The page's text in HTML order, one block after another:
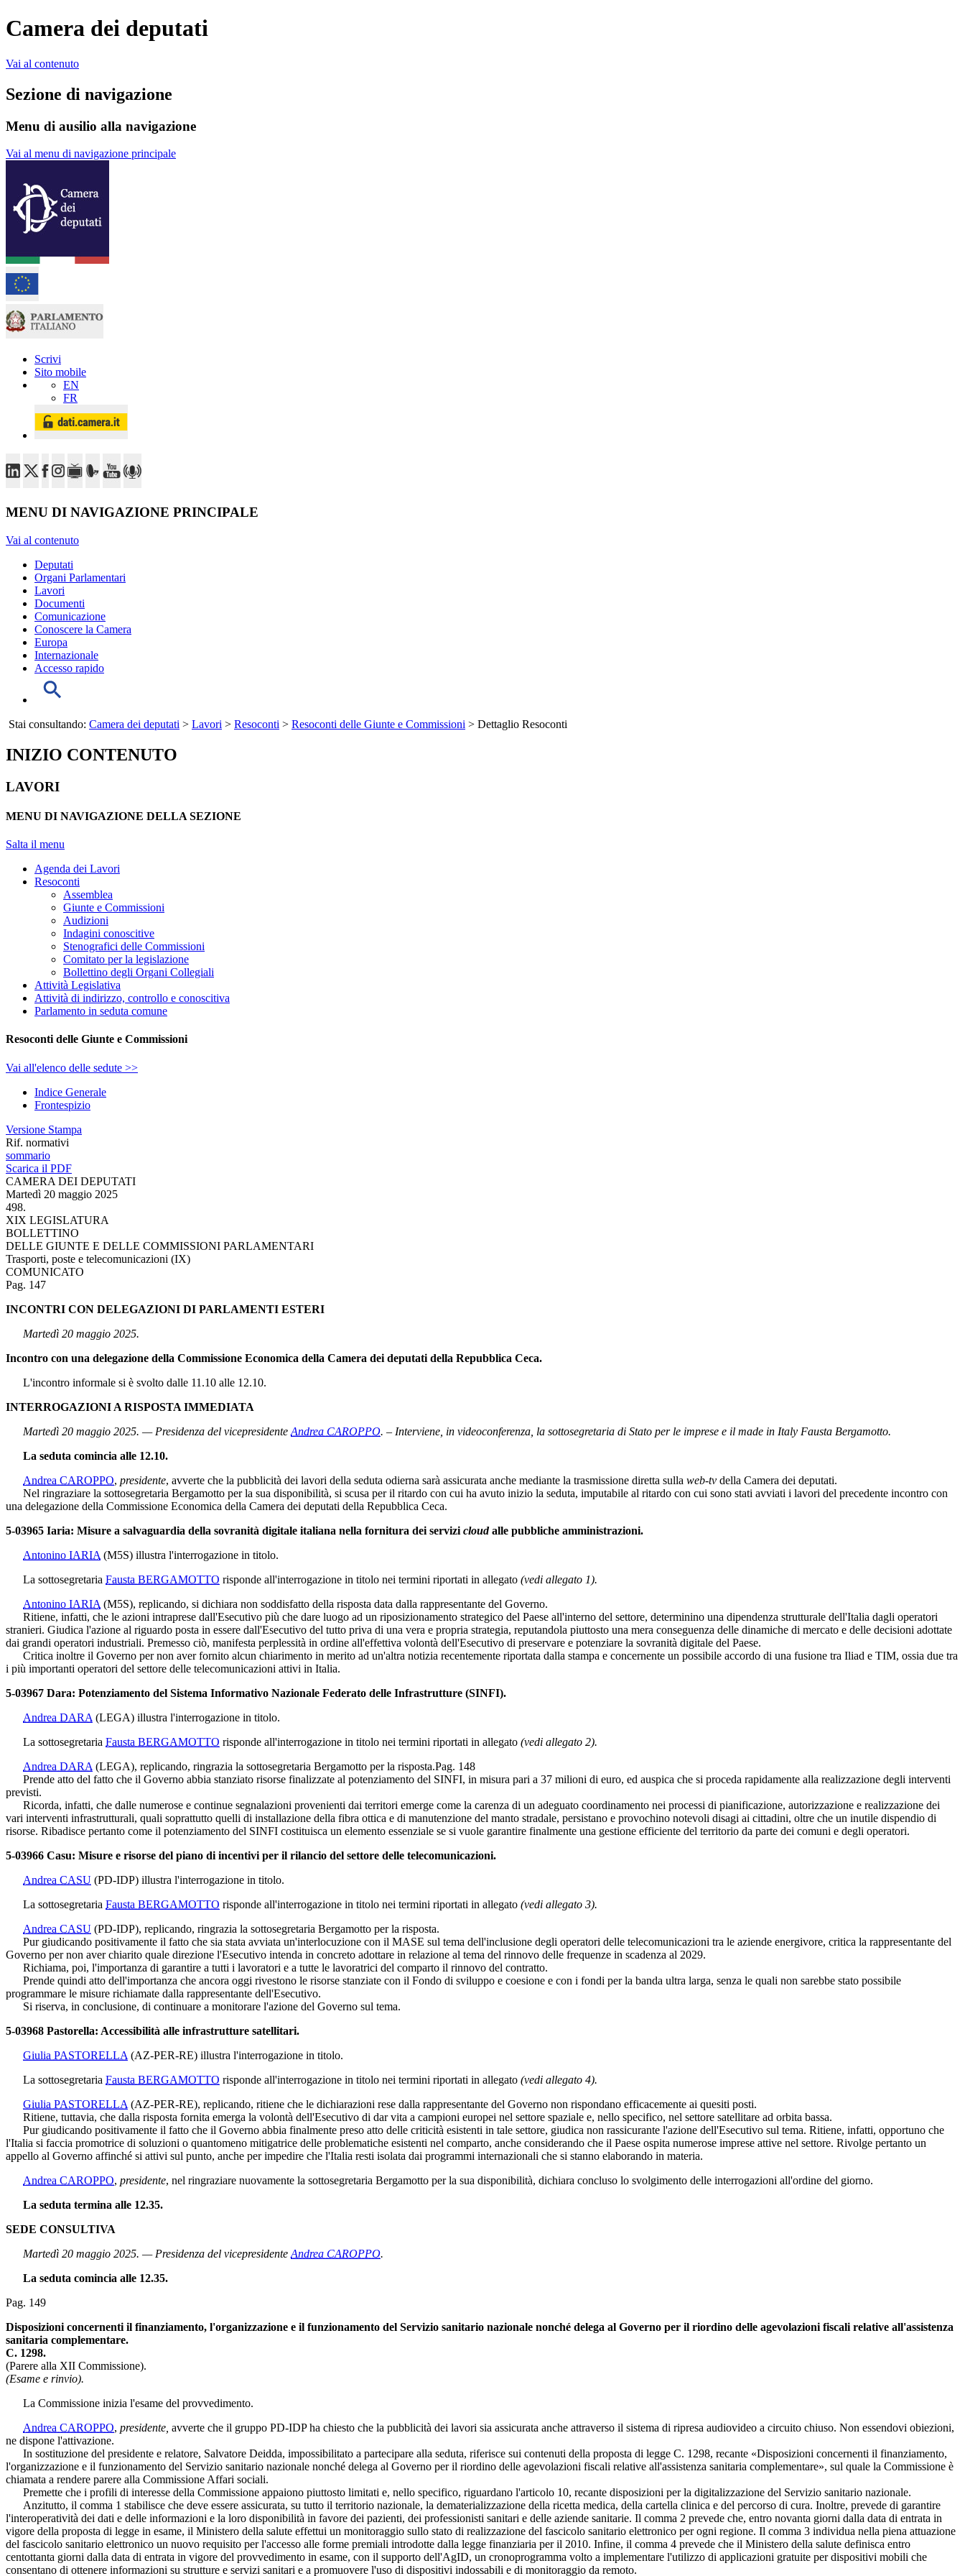
Camera dei deputati
Vai al contenuto
Sezione di navigazione
Menu di ausilio alla navigazione
Vai al menu di navigazione principale
Scrivi
Sito mobile
EN
FR
MENU DI NAVIGAZIONE PRINCIPALE
Vai al contenuto
Deputati
Organi Parlamentari
Lavori
Documenti
Comunicazione
Conoscere la Camera
Europa
Internazionale
Accesso rapido
Stai consultando: Camera dei deputati > Lavori > Resoconti > Resoconti delle Giunte e Commissioni > Dettaglio Resoconti
INIZIO CONTENUTO
LAVORI
MENU DI NAVIGAZIONE DELLA SEZIONE
Salta il menu
Agenda dei Lavori
Resoconti
Assemblea
Giunte e Commissioni
Audizioni
Indagini conoscitive
Stenografici delle Commissioni
Comitato per la legislazione
Bollettino degli Organi Collegiali
Attività Legislativa
Attività di indirizzo, controllo e conoscitiva
Parlamento in seduta comune
Resoconti delle Giunte e Commissioni
Vai all'elenco delle sedute >>
Indice Generale
Frontespizio
Versione Stampa
Rif. normativi
sommario
Scarica il PDF
CAMERA DEI DEPUTATI
Martedì 20 maggio 2025
498.
XIX LEGISLATURA
BOLLETTINO
DELLE GIUNTE E DELLE COMMISSIONI PARLAMENTARI
Trasporti, poste e telecomunicazioni (IX)
COMUNICATO
Pag. 147
INCONTRI CON DELEGAZIONI DI PARLAMENTI ESTERI
Martedì 20 maggio 2025.
Incontro con una delegazione della Commissione Economica della Camera dei deputati della Repubblica Ceca.
L'incontro informale si è svolto dalle 11.10 alle 12.10.
INTERROGAZIONI A RISPOSTA IMMEDIATA
Martedì 20 maggio 2025. — Presidenza del vicepresidente Andrea CAROPPO. – Interviene, in videoconferenza, la sottosegretaria di Stato per le imprese e il made in Italy Fausta Bergamotto.
La seduta comincia alle 12.10.
Andrea CAROPPO, presidente, avverte che la pubblicità dei lavori della seduta odierna sarà assicurata anche mediante la trasmissione diretta sulla web-tv della Camera dei deputati.
Nel ringraziare la sottosegretaria Bergamotto per la sua disponibilità, si scusa per il ritardo con cui ha avuto inizio la seduta, imputabile al ritardo con cui sono stati avviati i lavori del precedente incontro con
una delegazione della Commissione Economica della Camera dei deputati della Repubblica Ceca.
5-03965 Iaria: Misure a salvaguardia della sovranità digitale italiana nella fornitura dei servizi cloudalle pubbliche amministrazioni.
Antonino IARIA (M5S) illustra l'interrogazione in titolo.
La sottosegretaria Fausta BERGAMOTTO risponde all'interrogazione in titolo nei termini riportati in allegato (vedi allegato 1).
Antonino IARIA (M5S), replicando, si dichiara non soddisfatto della risposta data dalla rappresentante del Governo.
Ritiene, infatti, che le azioni intraprese dall'Esecutivo più che dare luogo ad un riposizionamento strategico del Paese all'interno del settore, determinino una dipendenza strutturale dell'Italia dagli operatori
stranieri. Giudica l'azione al riguardo posta in essere dall'Esecutivo del tutto priva di una vera e propria strategia, reputandola piuttosto una mera conseguenza delle dinamiche di mercato e delle decisioni adottate
dai grandi operatori industriali. Premesso ciò, manifesta perplessità in ordine all'effettiva volontà dell'Esecutivo di preservare e potenziare la sovranità digitale del Paese.
Critica inoltre il Governo per non aver fornito alcun chiarimento in merito ad un'altra notizia recentemente riportata dalla stampa e concernente un possibile accordo di una fusione tra Iliad e TIM, ossia due tra
i più importanti operatori del settore delle telecomunicazioni attivi in Italia.
5-03967 Dara: Potenziamento del Sistema Informativo Nazionale Federato delle Infrastrutture (SINFI).
Andrea DARA (LEGA) illustra l'interrogazione in titolo.
La sottosegretaria Fausta BERGAMOTTO risponde all'interrogazione in titolo nei termini riportati in allegato (vedi allegato 2).
Andrea DARA (LEGA), replicando, ringrazia la sottosegretaria Bergamotto per la risposta.Pag. 148
Prende atto del fatto che il Governo abbia stanziato risorse finalizzate al potenziamento del SINFI, in misura pari a 37 milioni di euro, ed auspica che si proceda rapidamente alla realizzazione degli interventi
previsti.
Ricorda, infatti, che dalle numerose e continue segnalazioni provenienti dai territori emerge come la carenza di un adeguato coordinamento nei processi di pianificazione, autorizzazione e realizzazione dei
vari interventi infrastrutturali, quali soprattutto quelli di installazione della fibra ottica e di manutenzione del manto stradale, persistano e provochino notevoli disagi ai cittadini, oltre che un inutile dispendio di
risorse. Ribadisce pertanto come il potenziamento del SINFI costituisca un elemento essenziale se si vuole garantire finalmente una gestione efficiente del territorio da parte dei comuni e degli operatori.
5-03966 Casu: Misure e risorse del piano di incentivi per il rilancio del settore delle telecomunicazioni.
Andrea CASU (PD-IDP) illustra l'interrogazione in titolo.
La sottosegretaria Fausta BERGAMOTTO risponde all'interrogazione in titolo nei termini riportati in allegato (vedi allegato 3).
Andrea CASU (PD-IDP), replicando, ringrazia la sottosegretaria Bergamotto per la risposta.
Pur giudicando positivamente il fatto che sia stata avviata un'interlocuzione con il MASE sul tema dell'inclusione degli operatori delle telecomunicazioni tra le aziende energivore, critica la rappresentante del
Governo per non aver chiarito quale direzione l'Esecutivo intenda in concreto adottare in relazione al tema del rinnovo delle frequenze in scadenza al 2029.
Richiama, poi, l'importanza di garantire a tutti i lavoratori e a tutte le lavoratrici del comparto il rinnovo del contratto.
Prende quindi atto dell'importanza che ancora oggi rivestono le risorse stanziate con il Fondo di sviluppo e coesione e con i fondi per la banda ultra larga, senza le quali non sarebbe stato possibile
programmare le misure richiamate dalla rappresentante dell'Esecutivo.
Si riserva, in conclusione, di continuare a monitorare l'azione del Governo sul tema.
5-03968 Pastorella: Accessibilità alle infrastrutture satellitari.
Giulia PASTORELLA (AZ-PER-RE) illustra l'interrogazione in titolo.
La sottosegretaria Fausta BERGAMOTTO risponde all'interrogazione in titolo nei termini riportati in allegato (vedi allegato 4).
Giulia PASTORELLA (AZ-PER-RE), replicando, ritiene che le dichiarazioni rese dalla rappresentante del Governo non rispondano efficacemente ai quesiti posti.
Ritiene, tuttavia, che dalla risposta fornita emerga la volontà dell'Esecutivo di dar vita a campioni europei nel settore spaziale e, nello specifico, nel settore satellitare ad orbita bassa.
Pur giudicando positivamente il fatto che il Governo abbia finalmente preso atto delle criticità esistenti in tale settore, giudica non rassicurante l'azione dell'Esecutivo sul tema. Ritiene, infatti, opportuno che
l'Italia si faccia promotrice di soluzioni o quantomeno mitigatrice delle problematiche esistenti nel comparto, anche considerando che il Paese ospita numerose imprese attive nel settore. Rivolge pertanto un
appello al Governo affinché si attivi sul punto, anche per impedire che l'Italia resti isolata dai programmi internazionali che si stanno elaborando in materia.
Andrea CAROPPO, presidente, nel ringraziare nuovamente la sottosegretaria Bergamotto per la sua disponibilità, dichiara concluso lo svolgimento delle interrogazioni all'ordine del giorno.
La seduta termina alle 12.35.
SEDE CONSULTIVA
Martedì 20 maggio 2025. — Presidenza del vicepresidente Andrea CAROPPO.
La seduta comincia alle 12.35.
Pag. 149
Disposizioni concernenti il finanziamento, l'organizzazione e il funzionamento del Servizio sanitario nazionale nonché delega al Governo per il riordino delle agevolazioni fiscali relative all'assistenza
sanitaria complementare.
C. 1298.
(Parere alla XII Commissione).
(Esame e rinvio).
La Commissione inizia l'esame del provvedimento.
Andrea CAROPPO, presidente, avverte che il gruppo PD-IDP ha chiesto che la pubblicità dei lavori sia assicurata anche attraverso il sistema di ripresa audiovideo a circuito chiuso. Non essendovi obiezioni,
ne dispone l'attivazione.
In sostituzione del presidente e relatore, Salvatore Deidda, impossibilitato a partecipare alla seduta, riferisce sui contenuti della proposta di legge C. 1298, recante «Disposizioni concernenti il finanziamento,
l'organizzazione e il funzionamento del Servizio sanitario nazionale nonché delega al Governo per il riordino delle agevolazioni fiscali relative all'assistenza sanitaria complementare», sul quale la Commissione è
chiamata a rendere parere alla Commissione Affari sociali.
Premette che i profili di interesse della Commissione appaiono piuttosto limitati e, nello specifico, riguardano l'articolo 10, recante disposizioni per la digitalizzazione del Servizio sanitario nazionale.
Anzitutto, il comma 1 stabilisce che deve essere assicurata, su tutto il territorio nazionale, la dematerializzazione della ricetta medica, della cartella clinica e del percorso di cura. Inoltre, prevede di garantire
l'interoperatività dei dati e delle informazioni e la loro disponibilità in favore dei pazienti, dei professionisti sanitari e delle aziende sanitarie. Il comma 2 prevede che, entro novanta giorni dalla data di entrata in
vigore della proposta di legge in esame, il Ministero della salute effettui un monitoraggio sullo stato di realizzazione del fascicolo sanitario elettronico per ogni regione. Il comma 3 individua nella piena attuazione
del fascicolo sanitario elettronico un nuovo requisito per l'accesso alle forme premiali introdotte dalla legge finanziaria per il 2010. Infine, il comma 4 prevede che il Ministero della salute definisca entro
centottanta giorni dalla data di entrata in vigore del provvedimento in esame, con il supporto dell'AgID, un cronoprogramma volto a implementare l'utilizzo di applicazioni gratuite per dispositivi mobili che
consentano di ottenere informazioni su strutture e servizi sanitari e a promuovere l'uso di dispositivi indossabili e di monitoraggio da remoto.